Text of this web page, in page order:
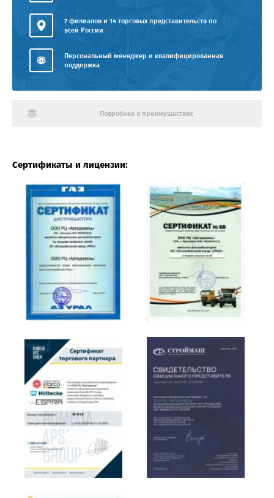
7 филиалов и 14 торговых представительств по
всей России
Персональный менеджер и квалифицированная
поддержка
Подробнее о преимуществах
Сертификаты и лицензии: